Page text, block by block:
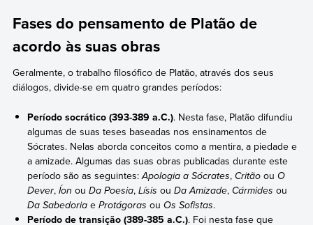
Fases do pensamento de Platão de
acordo às suas obras
Geralmente, o trabalho filosófico de Platão, através dos seus
diálogos, divide-se em quatro grandes períodos:
Período socrático (393-389 a.C.). Nesta fase, Platão difundiu
algumas de suas teses baseadas nos ensinamentos de
Sócrates. Nelas aborda conceitos como a mentira, a piedade e
a amizade. Algumas das suas obras publicadas durante este
período são as seguintes:Apologia a Sócrates,Critão ouO
Dever,Íon ouDa Poesia,Lísis ouDa Amizade,Cármides ou
Da Sabedoria eProtágoras ouOs Sofistas.
Período de transição (389-385 a.C.). Foi nesta fase que